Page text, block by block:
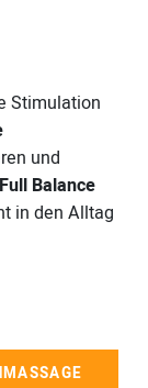
Stimulation
und
Full Balance
in den Alltag
Z